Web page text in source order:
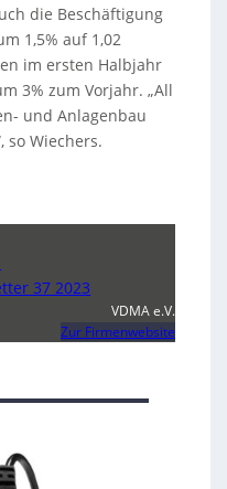
die Beschäftigung
1,5% auf 1,02
im ersten Halbjahr
3% zum Vorjahr. „All
und Anlagenbau
so Wiechers.
37 2023
VDMA e.V.
Zur Firmenwebsite